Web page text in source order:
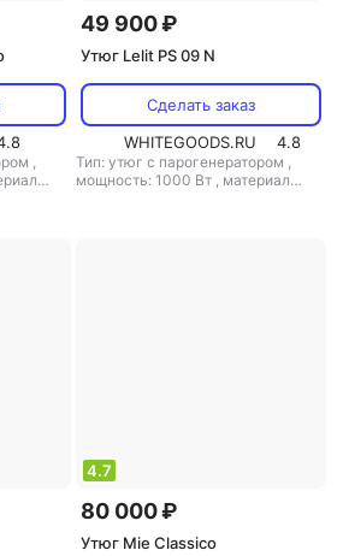
,
49 900 ₽
Утюг Lelit PS 09 N
Сделать заказ
WHITEGOODS.RU
4.8
Тип: утюг с парогенератором ,
мощность: 1000 Вт , материал
4.7
80 000 ₽
Утюг Mie Classico